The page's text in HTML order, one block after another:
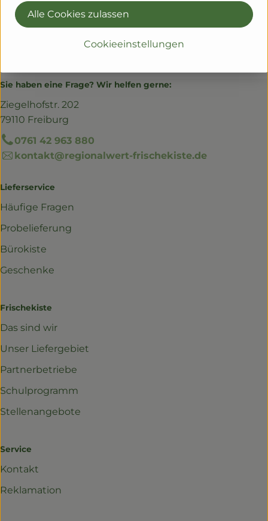
Sie haben eine Frage? Wir helfen gerne:
Ziegelhofstr. 202
79110 Freiburg
0761 42 963 880
kontakt@regionalwert-frischekiste.de
Lieferservice
Häufige Fragen
Probelieferung
Bürokiste
Geschenke
Frischekiste
Das sind wir
Unser Liefergebiet
Partnerbetriebe
Schulprogramm
Stellenangebote
Service
Kontakt
Reklamation
Cookieeinstellungen
Alle Cookies zulassen